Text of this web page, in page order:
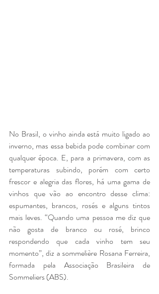
No Brasil, o vinho ainda está muito ligado ao
inverno, mas essa bebida pode combinar com
qualquer época. E, para a primavera, com as
temperaturas subindo, porém com certo
frescor e alegria das flores, há uma gama de
vinhos que vão ao encontro desse clima:
espumantes, brancos, rosés e alguns tintos
mais leves. “Quando uma pessoa me diz que
não gosta de branco ou rosé, brinco
respondendo que cada vinho tem seu
momento”, diz a sommelière Rosana Ferreira,
formada pela Associação Brasileira de
Sommeliers (ABS).